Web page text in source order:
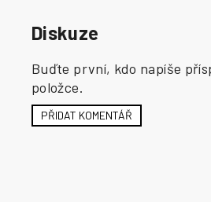
Diskuze
Buďte první, kdo napíše
položce.
PŘIDAT KOMENTÁŘ